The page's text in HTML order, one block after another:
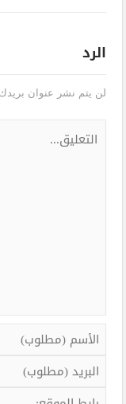
الرد
لن يتم نشر عنوان بريدك